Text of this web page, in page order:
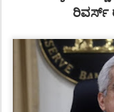
ರಿವರ್ಸ್